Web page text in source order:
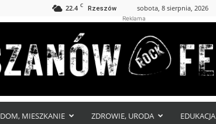
22.4 C Rzeszów sobota, 8 sierpnia, 2026
Reklama
DOM, MIESZKANIE ZDROWIE, URODA EDUKACJA